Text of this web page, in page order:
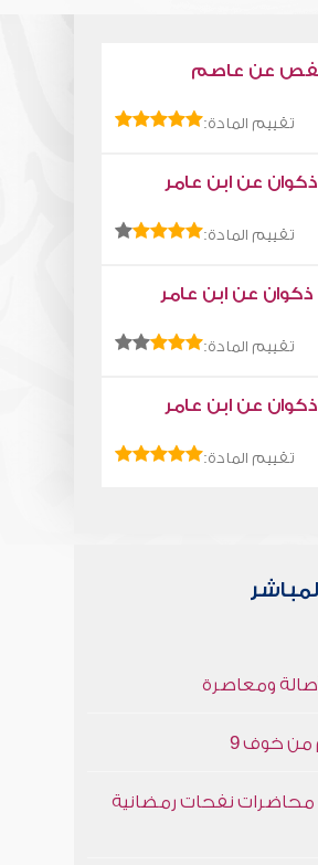
حفص عن عاصم
تقييم المادة:
عن ابن عامر
تقييم المادة:
ذكوان عن ابن عامر
تقييم المادة:
ذكوان عن ابن عامر
تقييم المادة:
" - أحسن النية لوجه الله
أصالة ومعاصرة
من خوف 9
نفحات رمضانية